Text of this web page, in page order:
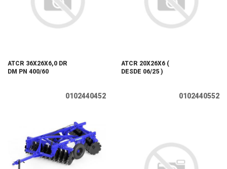
ATCR 36X26X6,0 DR
DM PN 400/60
0102440452
ATCR 20X26X6 (
DESDE 06/25 )
0102440552